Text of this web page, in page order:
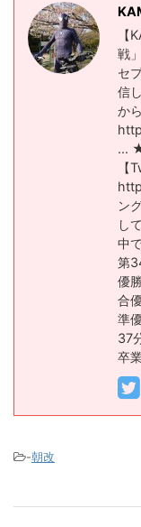
【
戦
セ
信
か
...
ン
し
中
第
優
合
準
37
卒
-朝改